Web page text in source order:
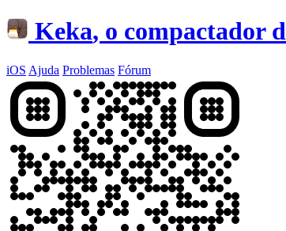
Keka, o compactador
iOS Ajuda Problemas Fórum